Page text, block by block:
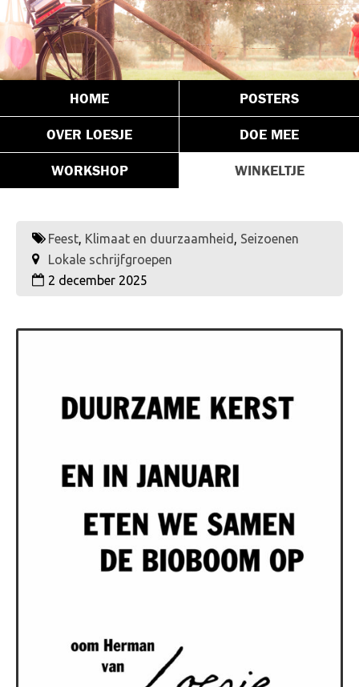
HOME POSTERS
OVER LOESJE DOE MEE
WORKSHOP WINKELTJE
Feest, Klimaat en duurzaamheid , Seizoenen
Lokale schrijfgroepen
2 december 2025